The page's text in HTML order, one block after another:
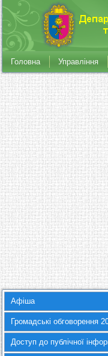
Головна Управління
Афіша
Громадські обговорення
Доступ до публічної